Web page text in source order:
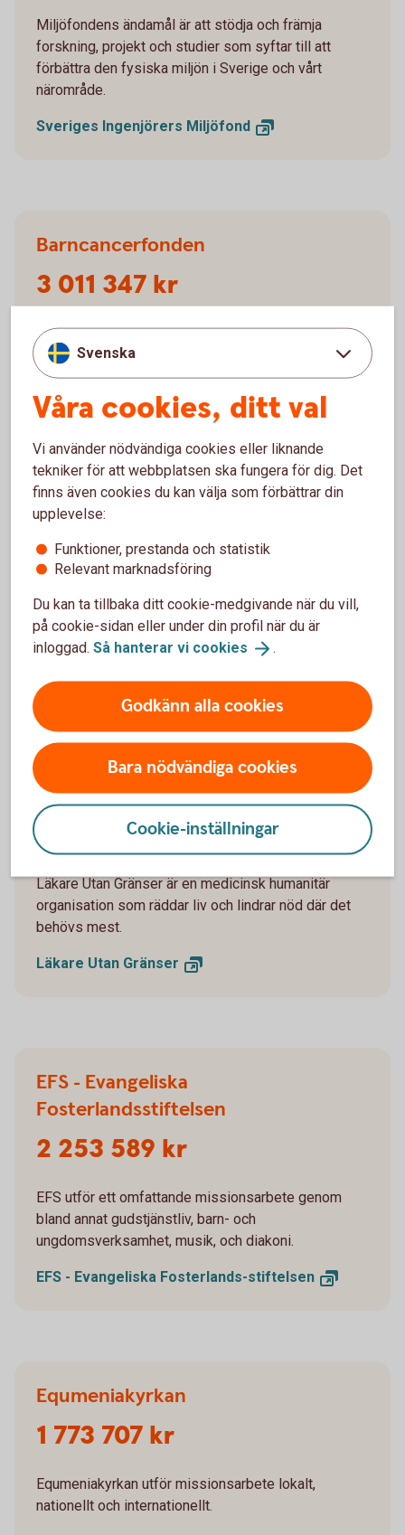
Miljöfondens ändamål är att stödja och främja
forskning, projekt och studier som syftar till att
förbättra den fysiska miljön i Sverige och vårt
närområde.
Sveriges Ingenjörers Miljöfond
Barncancerfonden
3 011 347 kr
Barncancerfonden arbetar för att bekämpa
barncancer och se till att drabbade och deras
familjer får den vård och stöd de behöver.
Barncancerfonden
3 396 317 kr
SOS Barnbyar arbetar med långsiktiga insatser för
att inte ett enda barn ska behöva växa upp ensamt.
SOSBarnbyar
Läkare Utan Gränser
2 351 238 kr
Läkare Utan Gränser är en medicinsk humanitär
organisation som räddar liv och lindrar nöd där det
behövs mest.
Läkare Utan Gränser
EFS - Evangeliska
Fosterlandsstiftelsen
2 253 589 kr
EFS utför ett omfattande missionsarbete genom
bland annat gudstjänstliv, barn- och
ungdomsverksamhet, musik, och diakoni.
EFS - Evangeliska Fosterlands-stiftelsen
Equmeniakyrkan
1 773 707 kr
Equmeniakyrkan utför missionsarbete lokalt,
nationellt och internationellt.
Svenska
Våra cookies, ditt val
Vi använder nödvändiga cookies eller liknande
tekniker för att webbplatsen ska fungera för dig. Det
finns även cookies du kan välja som förbättrar din
upplevelse:
Funktioner, prestanda och statistik
Relevant marknadsföring
Du kan ta tillbaka ditt cookie-medgivande när du vill,
på cookie-sidan eller under din profil när du är
inloggad. Så hanterar vi cookies .
Godkänn alla cookies
Bara nödvändiga cookies
Cookie-inställningar